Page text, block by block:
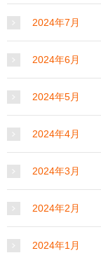
2024年7月
2024年6月
2024年5月
2024年4月
2024年3月
2024年2月
2024年1月